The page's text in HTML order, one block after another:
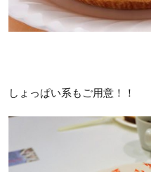
しょっぱい系もご用意！！